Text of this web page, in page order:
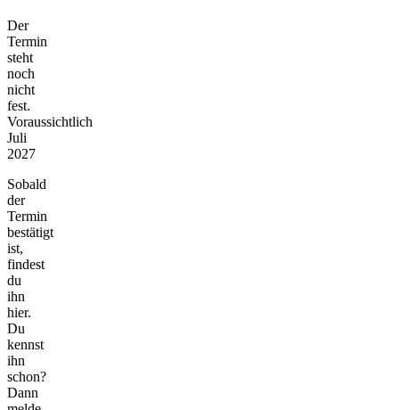
Der
Termin
steht
noch
nicht
fest.
Voraussichtlich
Juli
2027
Sobald
der
Termin
bestätigt
ist,
findest
du
ihn
hier.
Du
kennst
ihn
schon?
Dann